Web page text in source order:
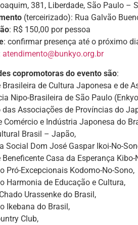
381, Liberdade, São Paulo –
(terceirizado): Rua Galvão
: R$ 150,00 por pessoa
: confirmar presença até o próximo
atendimento@bunkyo.org.br
copromotoras do evento são:
Brasileira de Cultura Japonesa e de
Nipo-Brasileira de São Paulo
das Associações de Províncias do
Comércio e Indústria Japonesa do
Brasil – Japão,
Social Dom José Gaspar Ikoi-No-
Casa da Esperança Kibo-
Pró-Excepcionais Kodomo-No-Sono,
Harmonia de Educação e Cultura,
Urassenke do Brasil,
Ikebana do Brasil,
Club,